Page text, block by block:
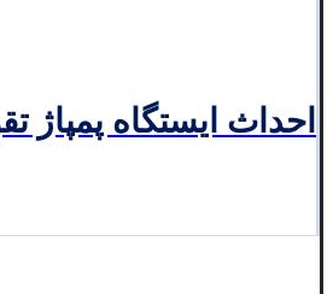
احداث ایستگاه